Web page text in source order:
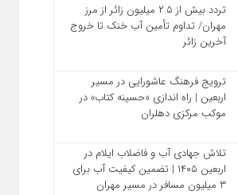
تردد بیش از ۲.۵ میلیون زائر از مرز
مهران/ تداوم تأمین آب خنک تا خروج
آخرین زائر
ترویج فرهنگ عاشورایی در مسیر
اربعین | راه‌ اندازی «حسینه کتاب» در
موکب مرکزی دهلران
تلاش جهادی آب و فاضلاب ایلام در
اربعین ۱۴۰۵ | تضمین کیفیت آب برای
۳ میلیون مسافر در مسیر مهران